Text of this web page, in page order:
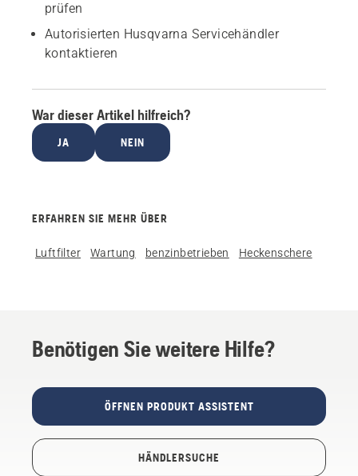
prüfen
Autorisierten Husqvarna Servicehändler
kontaktieren
War dieser Artikel hilfreich?
JA NEIN
ERFAHREN SIE MEHR ÜBER
Luftfilter Wartung benzinbetrieben Heckenschere
Benötigen Sie weitere Hilfe?
ÖFFNEN PRODUKT ASSISTENT
HÄNDLERSUCHE